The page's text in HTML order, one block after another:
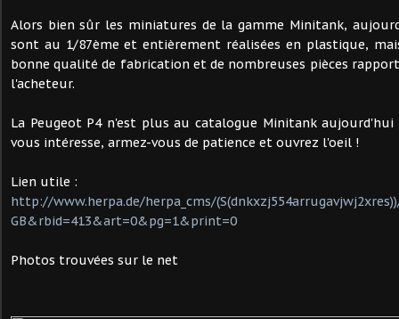
Alors bien sûr les miniatures de la gamme Minitank,
sont au 1/87ème et entièrement réalisées en plastique,
bonne qualité de fabrication et de nombreuses pièces
l'acheteur.
La Peugeot P4 n'est plus au catalogue Minitank
vous intéresse, armez-vous de patience et ouvrez l'oeil !
Lien utile :
http://www.herpa.de/herpa_cms/
GB&rbid=413&art=0&pg=1&print=0
Photos trouvées sur le net